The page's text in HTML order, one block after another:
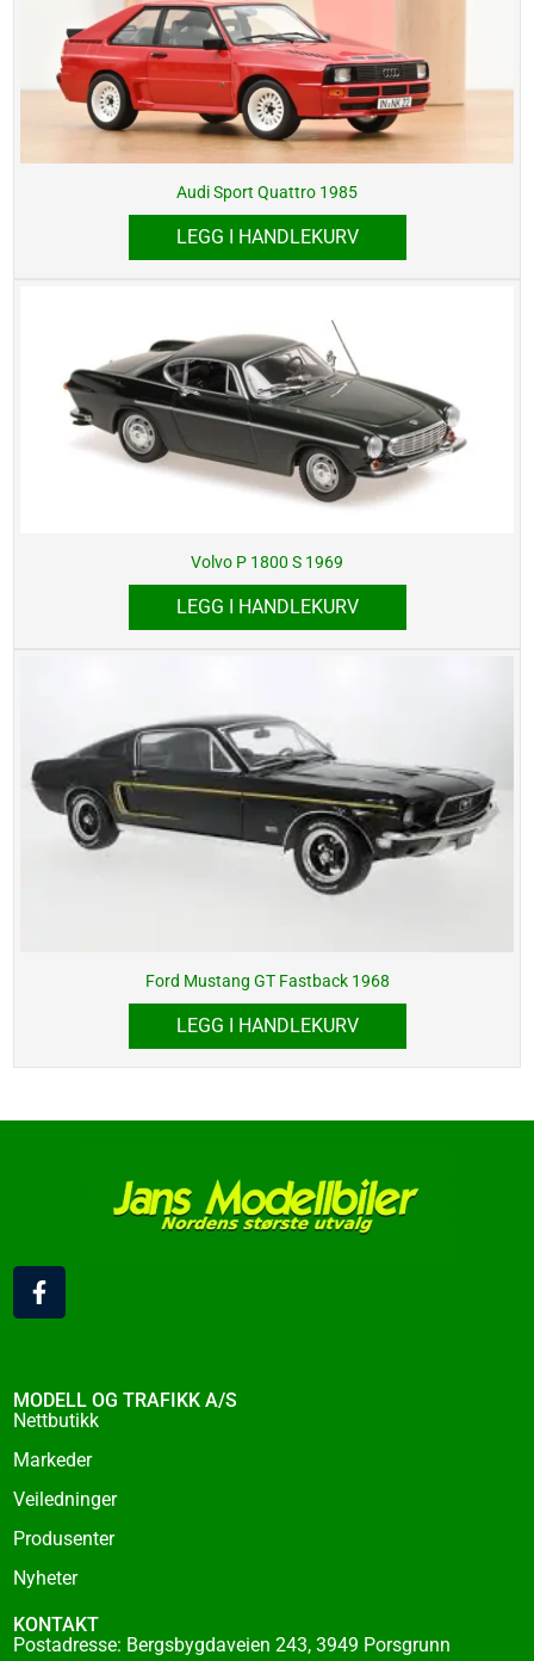
Audi Sport Quattro 1985
LEGG I HANDLEKURV
Volvo P 1800 S 1969
LEGG I HANDLEKURV
Ford Mustang GT Fastback 1968
LEGG I HANDLEKURV
F
a
c
o
o
-
f
MODELL OG TRAFIKK A/S
Nettbutikk
Markeder
Veiledninger
Produsenter
Nyheter
KONTAKT
Postadresse: Bergsbygdaveien 243, 3949 Porsgrunn